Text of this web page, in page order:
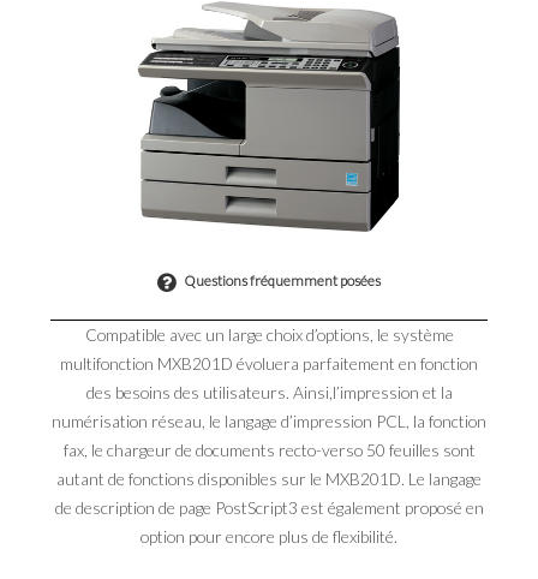
Questions fréquemment posées
Compatible avec un large choix d’options, le système
multifonction MXB201D évoluera parfaitement en fonction
des besoins des utilisateurs. Ainsi,l’impression et la
numérisation réseau, le langage d’impression PCL, la fonction
fax, le chargeur de documents recto-verso 50 feuilles sont
autant de fonctions disponibles sur le MXB201D. Le langage
de description de page PostScript3 est également proposé en
option pour encore plus de flexibilité.